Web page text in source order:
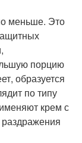
меньше. Это
порцию
образуется
по типу
крем с
раздражения